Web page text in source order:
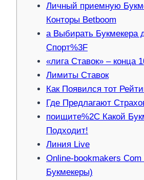
Личный приемную
Конторы Betboom
а Выбирать Букмекера
Спорт%3F
«лига Ставок» – конца
Лимиты Ставок
Как Появился тот
Где Предлагают
поищите%2C Какой
Подходит!
Линия Live
Online-bookmakers Com
Букмекеры)